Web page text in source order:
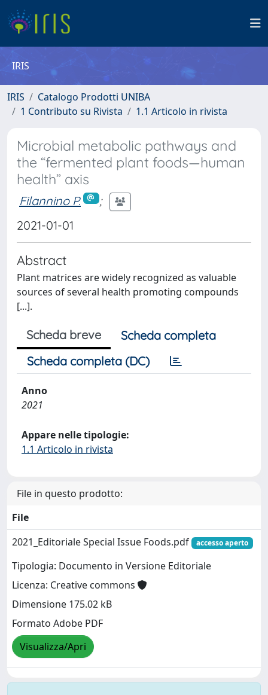
IRIS
IRIS
Catalogo Prodotti UNIBA
1 Contributo su Rivista
1.1 Articolo in rivista
Microbial metabolic pathways and
the “fermented plant foods—human
health” axis
Filannino P.
;
2021-01-01
Abstract
Plant matrices are widely recognized as valuable
sources of several health promoting compounds
[...].
Scheda breve
Scheda completa
Scheda completa (DC)
Anno
2021
Appare nelle tipologie:
1.1 Articolo in rivista
File in questo prodotto:
File
2021_Editoriale Special Issue Foods.pdf
accesso aperto
Tipologia: Documento in Versione Editoriale
Licenza: Creative commons
Dimensione 175.02 kB
Formato Adobe PDF
Visualizza/Apri